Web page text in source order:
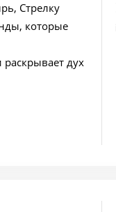
Стрелку
которые
дух